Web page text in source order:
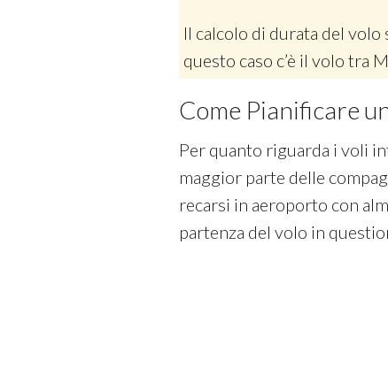
Il calcolo di durata del volo
questo caso c’è il volo tra
Come Pianificare
Per quanto riguarda i voli
maggior parte delle
recarsi in aeroporto con
partenza del volo in